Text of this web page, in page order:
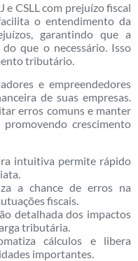
e CSLL com prejuízo fiscal
o entendimento da
garantindo que a
que o necessário. Isso
tributário.
e empreendedores
de suas empresas.
erros comuns e manter
crescimento
intuitiva permite rápido
a chance de erros na
fiscais.
detalhada dos impactos
tributária.
cálculos e libera
importantes.